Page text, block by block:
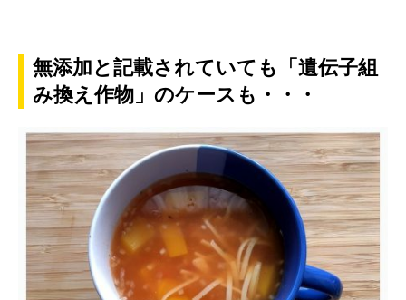
無添加と記載されていても「遺伝子組
み換え作物」のケースも・・・